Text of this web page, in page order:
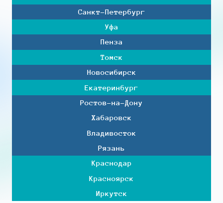
Санкт-Петербург
Уфа
Пенза
Томск
Новосибирск
Екатеринбург
Ростов-на-Дону
Хабаровск
Владивосток
Рязань
Краснодар
Красноярск
Иркутск